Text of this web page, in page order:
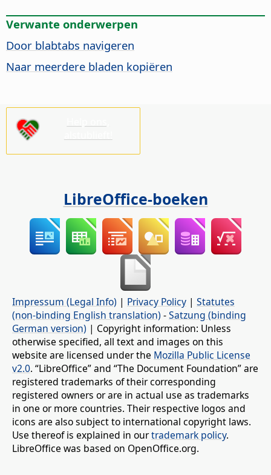
Verwante onderwerpen
Door blabtabs navigeren
Naar meerdere bladen kopiëren
LibreOffice-boeken
Impressum (Legal Info) | Privacy Policy | Statutes
(non-binding English translation) -Satzung (binding
German version) | Copyright information: Unless
otherwise specified, all text and images on this
website are licensed under the Mozilla Public License
v2.0. “LibreOffice” and “The Document Foundation” are
registered trademarks of their corresponding
registered owners or are in actual use as trademarks
in one or more countries. Their respective logos and
icons are also subject to international copyright laws.
Use thereof is explained in ourtrademark policy.
LibreOffice was based on OpenOffice.org.